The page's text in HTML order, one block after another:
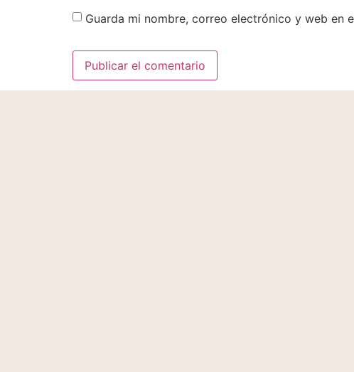
Guarda mi nombre, correo electrónico y web en